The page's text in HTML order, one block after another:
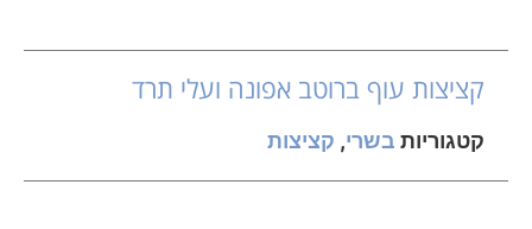
קציצות עוף ברוטב אפונה ועלי תרד
קטגוריות בשרי, קציצות